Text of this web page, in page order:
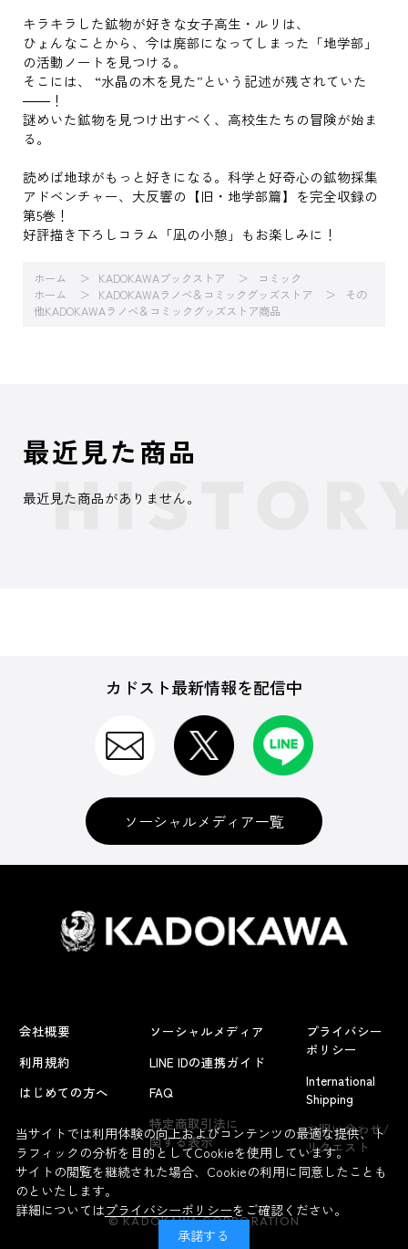
キラキラした鉱物が好きな女子高生・ルリは、
ひょんなことから、今は廃部になってしまった「地学部」
の活動ノートを見つける。
そこには、 “水晶の木を見た”という記述が残されていた
――！
謎めいた鉱物を見つけ出すべく、高校生たちの冒険が始ま
る。
読めば地球がもっと好きになる。科学と好奇心の鉱物採集
アドベンチャー、大反響の【旧・地学部篇】を完全収録の
第5巻！
好評描き下ろしコラム「凪の小憩」もお楽しみに！
ホーム KADOKAWAブックストア
コミック
ホーム
KADOKAWAラノベ＆コミックグッズストア
その
他KADOKAWAラノベ＆コミックグッズストア商品
よくあるお問い合わせ
最近見た商品
最近見た商品がありません。
カドスト最新情報を配信中
ソーシャルメディア一覧
会社概要
利用規約
はじめての方へ
ソーシャルメディア
LINE IDの連携ガイド
FAQ
特定商取引法に
関する表示
プライバシー
ポリシー
International
Shipping
お問い合わせ/
リクエスト
© KADOKAWA CORPORATION
当サイトでは利用体験の向上およびコンテンツの最適な提供、ト
ラフィックの分析を目的としてCookieを使用しています。
サイトの閲覧を継続された場合、Cookieの利用に同意したことも
のといたします。
詳細についてはプライバシーポリシーをご確認ください。
承諾する